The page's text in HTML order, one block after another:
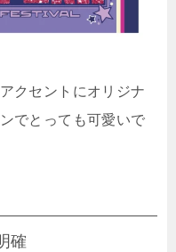
クセントにオリジナ
でとっても可愛いで
確